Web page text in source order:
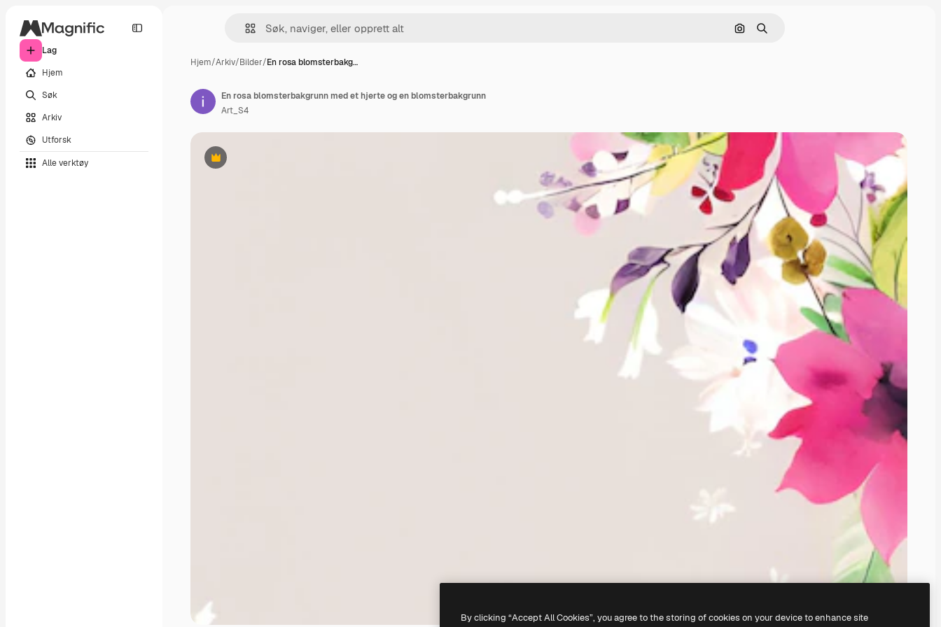
Lag
Hjem
Søk
Arkiv
Utforsk
Alle verktøy
Søk etter bilde
Søk
Hjem/Arkiv/Bilder/En rosa blomsterbakg…
Premium
En rosa blomsterbakgrunn med et hjerte og en blomsterbakgrunn
Art_S4
By clicking “Accept All Cookies”, you agree to the storing of cookies on your device to enhance site